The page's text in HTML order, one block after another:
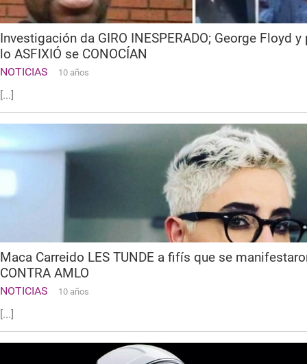
Investigación da GIRO INESPERADO; George Floyd
lo ASFIXIÓ se CONOCÍAN
NOTICIAS 10 años
[...]
Maca Carreido LES TUNDE a fifís que se
CONTRA AMLO
NOTICIAS 10 años
[...]